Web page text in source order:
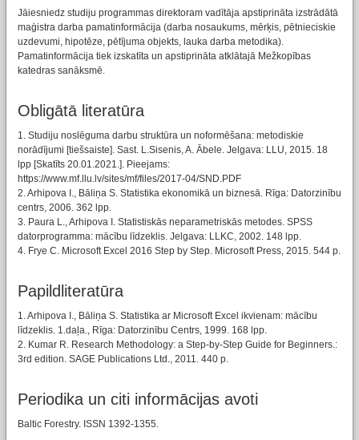
Jāiesniedz studiju programmas direktoram vadītāja apstiprināta izstrādātā
maģistra darba pamatinformācija (darba nosaukums, mērķis, pētnieciskie
uzdevumi, hipotēze, pētījuma objekts, lauka darba metodika).
Pamatinformācija tiek izskatīta un apstiprināta atklātajā Mežkopības
katedras sanāksmē.
Obligātā literatūra
1. Studiju noslēguma darbu struktūra un noformēšana: metodiskie
norādījumi [tiešsaiste]. Sast. L.Sisenis, A. Ābele. Jelgava: LLU, 2015. 18
lpp [Skatīts 20.01.2021.]. Pieejams:
https://www.mf.llu.lv/sites/mf/files/2017-04/SND.PDF
2. Arhipova I., Bāliņa S. Statistika ekonomikā un biznesā. Rīga: Datorzinību
centrs, 2006. 362 lpp.
3. Paura L., Arhipova I. Statistiskās neparametriskās metodes. SPSS
datorprogramma: mācību līdzeklis. Jelgava: LLKC, 2002. 148 lpp.
4. Frye C. Microsoft Excel 2016 Step by Step. Microsoft Press, 2015. 544 p.
Papildliteratūra
1. Arhipova I., Bāliņa S. Statistika ar Microsoft Excel ikvienam: mācību
līdzeklis. 1.daļa., Rīga: Datorzinību Centrs, 1999. 168 lpp.
2. Kumar R. Research Methodology: a Step-by-Step Guide for Beginners.:
3rd edition. SAGE Publications Ltd., 2011. 440 p.
Periodika un citi informācijas avoti
Baltic Forestry. ISSN 1392-1355.